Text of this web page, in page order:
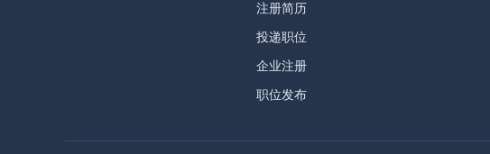
注册简历
投递职位
企业注册
职位发布